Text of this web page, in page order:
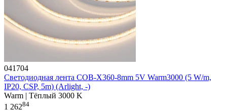
041704
Светодиодная лента COB-X360-8mm 5V Warm3000 (5 W/m,
IP20, CSP, 5m) (Arlight, -)
Warm | Тёплый 3000 K
1 26284